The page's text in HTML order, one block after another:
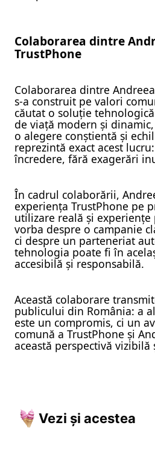
Colaborarea dintre
TrustPhone
Colaborarea dintre
s-a construit pe valori
căutat o soluție
de viață modern și
o alegere conștientă și
reprezintă exact acest
încredere, fără exagerări
În cadrul colaborării,
experiența TrustPhone pe
utilizare reală și experiențe
vorba despre o campanie
ci despre un parteneriat
tehnologia poate fi în
accesibilă și responsabilă.
Această colaborare
publicului din România: a
este un compromis, ci un
comună a TrustPhone și
această perspectivă vizibilă
Vezi și acestea